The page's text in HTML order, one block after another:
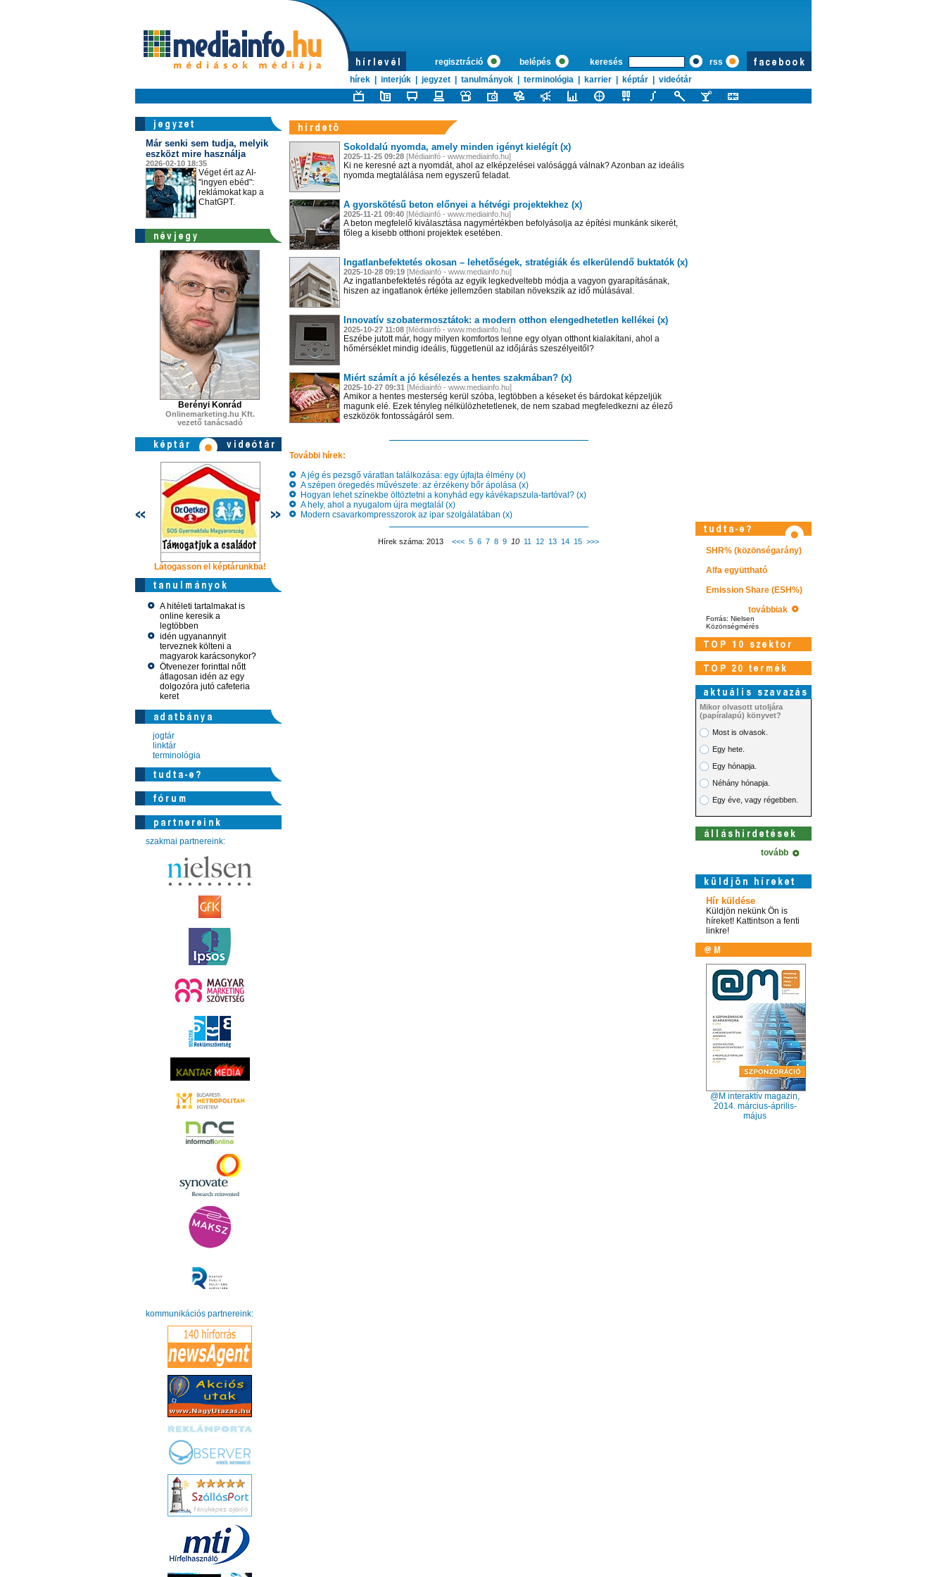
regisztráció belépés keresés
rss
hírek
interjúk jegyzet tanulmányok terminológia karrier képtár videótár
Már senki sem tudja, melyik
eszközt mire használja
2026-02-10 18:35
Véget ért az AI-
"ingyen ebéd":
reklámokat kap a
ChatGPT.
Berényi Konrád
Onlinemarketing.hu Kft.
vezető tanácsadó
Látogasson el képtárunkba! Látogasson el képtárunkba!
A hitéleti tartalmakat is
online keresik a
legtöbben
idén ugyanannyit
terveznek költeni a
magyarok karácsonykor?
Ötvenezer forinttal nőtt
átlagosan idén az egy
dolgozóra jutó cafeteria
keret
jogtár
linktár
terminológia
szakmai partnereink:
kommunikációs partnereink:
Sokoldalú nyomda, amely minden igényt kielégít (x)
2025-11-25 09:28[Médiainfó - www.mediainfo.hu]
Ki ne keresné azt a nyomdát, ahol az elképzelései valósággá válnak? Azonban az ideális
nyomda megtalálása nem egyszerű feladat.
A gyorskötésű beton előnyei a hétvégi projektekhez (x)
2025-11-21 09:40[Médiainfó - www.mediainfo.hu]
A beton megfelelő kiválasztása nagymértékben befolyásolja az építési munkánk sikerét,
főleg a kisebb otthoni projektek esetében.
Ingatlanbefektetés okosan – lehetőségek, stratégiák és elkerülendő buktatók (x)
2025-10-28 09:19[Médiainfó - www.mediainfo.hu]
Az ingatlanbefektetés régóta az egyik legkedveltebb módja a vagyon gyarapításának,
hiszen az ingatlanok értéke jellemzően stabilan növekszik az idő múlásával.
Innovatív szobatermosztátok: a modern otthon elengedhetetlen kellékei (x)
2025-10-27 11:08[Médiainfó - www.mediainfo.hu]
Eszébe jutott már, hogy milyen komfortos lenne egy olyan otthont kialakítani, ahol a
hőmérséklet mindig ideális, függetlenül az időjárás szeszélyeitől?
Miért számít a jó késélezés a hentes szakmában? (x)
2025-10-27 09:31 [Médiainfó - www.mediainfo.hu]
Amikor a hentes mesterség kerül szóba, legtöbben a késeket és bárdokat képzeljük
magunk elé. Ezek tényleg nélkülözhetetlenek, de nem szabad megfeledkezni az élező
eszközök fontosságáról sem.
További hírek:
A jég és pezsgő váratlan találkozása: egy újfajta élmény (x)
A szépen öregedés művészete: az érzékeny bőr ápolása (x)
Hogyan lehet színekbe öltöztetni a konyhád egy kávékapszula-tartóval? (x)
A hely, ahol a nyugalom újra megtalál (x)
Modern csavarkompresszorok az ipar szolgálatában (x)
Hírek száma: 2013 <<< 5 6 7 8 9 10 11 12 13 14 15 >>>
SHR% (közönségarány)
Alfa együttható
Emission Share (ESH%)
továbbiak
Forrás: Nielsen
Közönségmérés
Mikor olvasott utoljára
(papíralapú) könyvet?
Most is olvasok.
Egy hete.
Egy hónapja.
Néhány hónapja.
Egy éve, vagy régebben.
tovább
Hír küldése
Küldjön nekünk Ön is
híreket! Kattintson a fenti
linkre!
@M interaktív magazin,
2014. március-április-
május